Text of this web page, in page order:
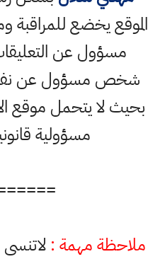
الموقع يخضع للمراقبة
مسؤول عن
شخص مسؤول عن نفسه
بحيث لا يتحمل موقع
مسؤولية
ملاحظة مهمة : لاتنسى